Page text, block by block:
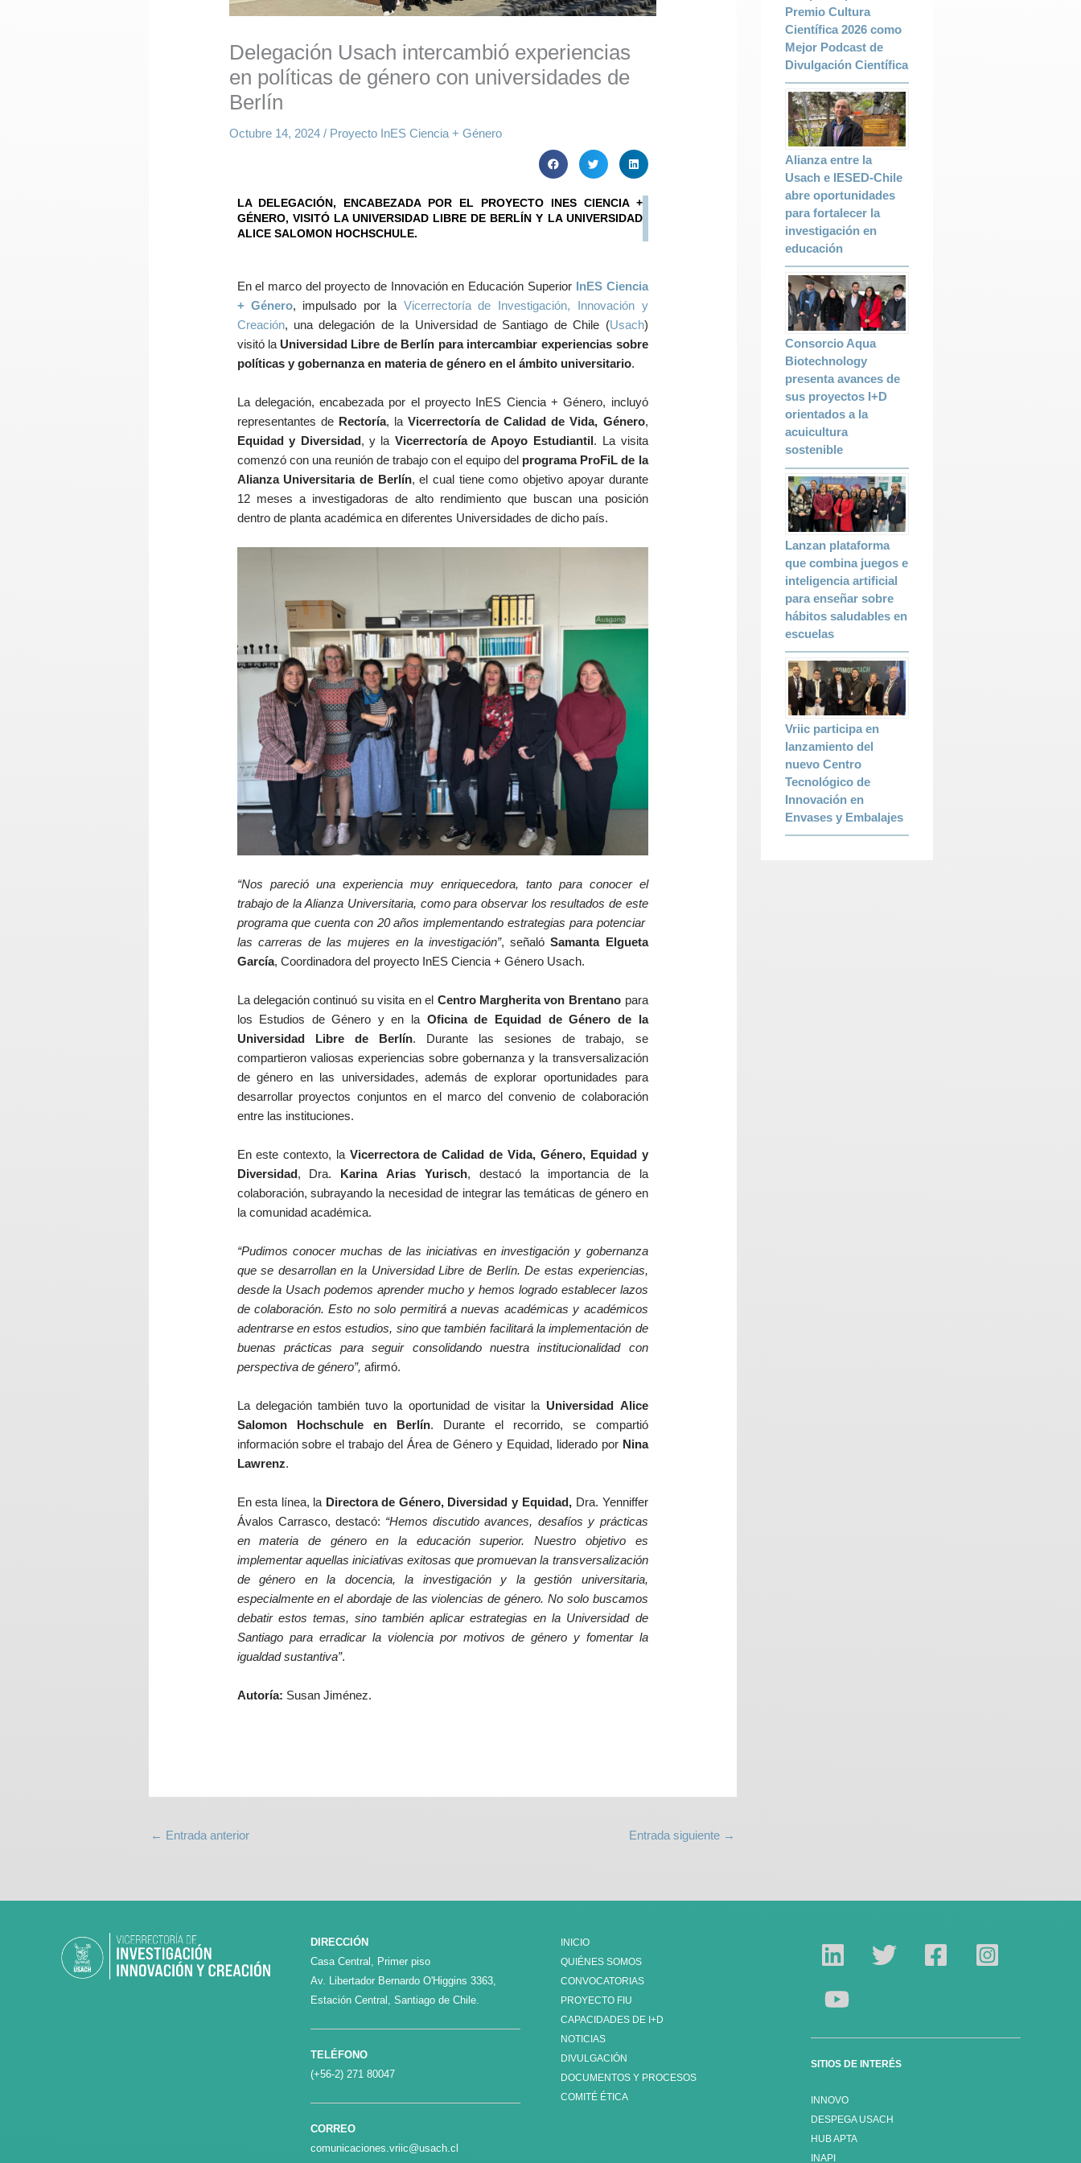
Delegación Usach intercambió experiencias
en políticas de género con universidades de
Berlín
Octubre 14, 2024 / Proyecto InES Ciencia + Género
LA DELEGACIÓN, ENCABEZADA POR EL PROYECTO INES CIENCIA +
GÉNERO, VISITÓ LA UNIVERSIDAD LIBRE DE BERLÍN Y LA UNIVERSIDAD
ALICE SALOMON HOCHSCHULE.
En el marco del proyecto de Innovación en Educación Superior InES Ciencia
+ Género, impulsado por la Vicerrectoría de Investigación, Innovación y
Creación, una delegación de la Universidad de Santiago de Chile (Usach)
visitó la Universidad Libre de Berlín para intercambiar experiencias sobre
políticas y gobernanza en materia de género en el ámbito universitario.
La delegación, encabezada por el proyecto InES Ciencia + Género, incluyó
representantes de Rectoría, la Vicerrectoría de Calidad de Vida, Género,
Equidad y Diversidad, y la Vicerrectoría de Apoyo Estudiantil. La visita
comenzó con una reunión de trabajo con el equipo del programa ProFiL de la
Alianza Universitaria de Berlín, el cual tiene como objetivo apoyar durante
12 meses a investigadoras de alto rendimiento que buscan una posición
dentro de planta académica en diferentes Universidades de dicho país.
“Nos pareció una experiencia muy enriquecedora, tanto para conocer el
trabajo de la Alianza Universitaria, como para observar los resultados de este
programa que cuenta con 20 años implementando estrategias para potenciar
las carreras de las mujeres en la investigación”, señaló Samanta Elgueta
García, Coordinadora del proyecto InES Ciencia + Género Usach.
La delegación continuó su visita en el Centro Margherita von Brentanopara
los Estudios de Género y en la Oficina de Equidad de Género de la
Universidad Libre de Berlín. Durante las sesiones de trabajo, se
compartieron valiosas experiencias sobre gobernanza y la transversalización
de género en las universidades, además de explorar oportunidades para
desarrollar proyectos conjuntos en el marco del convenio de colaboración
entre las instituciones.
En este contexto, la Vicerrectora de Calidad de Vida, Género, Equidad y
Diversidad, Dra. Karina Arias Yurisch, destacó la importancia de la
colaboración, subrayando la necesidad de integrar las temáticas de género en
la comunidad académica.
“Pudimos conocer muchas de las iniciativas en investigación y gobernanza
que se desarrollan en la Universidad Libre de Berlín. De estas experiencias,
desde la Usach podemos aprender mucho y hemos logrado establecer lazos
de colaboración. Esto no solo permitirá a nuevas académicas y académicos
adentrarse en estos estudios, sino que también facilitará la implementación de
buenas prácticas para seguir consolidando nuestra institucionalidad con
perspectiva de género”, afirmó.
La delegación también tuvo la oportunidad de visitar la Universidad Alice
Salomon Hochschule en Berlín. Durante el recorrido, se compartió
información sobre el trabajo del Área de Género y Equidad, liderado por Nina
Lawrenz.
En esta línea, la Directora de Género, Diversidad y Equidad,Dra. Yenniffer
Ávalos Carrasco, destacó: “Hemos discutido avances, desafíos y prácticas
en materia de género en la educación superior. Nuestro objetivo es
implementar aquellas iniciativas exitosas que promuevan la transversalización
de género en la docencia, la investigación y la gestión universitaria,
especialmente en el abordaje de las violencias de género. No solo buscamos
debatir estos temas, sino también aplicar estrategias en la Universidad de
Santiago para erradicar la violencia por motivos de género y fomentar la
igualdad sustantiva”.
Autoría: Susan Jiménez.
← Entrada anterior Entrada siguiente →
Premio Cultura
Científica 2026 como
Mejor Podcast de
Divulgación Científica
Alianza entre la
Usach e IESED-Chile
abre oportunidades
para fortalecer la
investigación en
educación
Consorcio Aqua
Biotechnology
presenta avances de
sus proyectos I+D
orientados a la
acuicultura
sostenible
Lanzan plataforma
que combina juegos e
inteligencia artificial
para enseñar sobre
hábitos saludables en
escuelas
Vriic participa en
lanzamiento del
nuevo Centro
Tecnológico de
Innovación en
Envases y Embalajes
DIRECCIÓN
Casa Central, Primer piso
Av. Libertador Bernardo O'Higgins 3363,
Estación Central, Santiago de Chile.
TELÉFONO
(+56-2) 271 80047
CORREO
comunicaciones.vriic@usach.cl
INICIO
QUIÉNES SOMOS
CONVOCATORIAS
PROYECTO FIU
CAPACIDADES DE I+D
NOTICIAS
DIVULGACIÓN
DOCUMENTOS Y PROCESOS
COMITÉ ÉTICA
SITIOS DE INTERÉS
INNOVO
DESPEGA USACH
HUB APTA
INAPI